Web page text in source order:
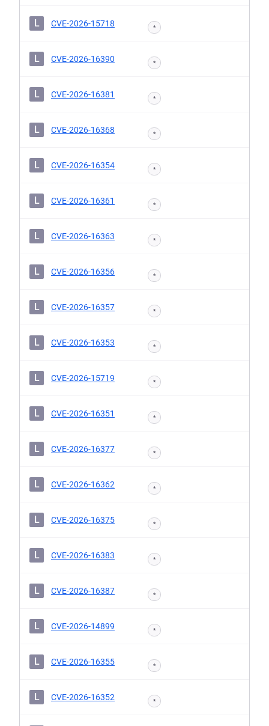
L CVE-2026-15718 *
L CVE-2026-16390 *
L CVE-2026-16381 *
L CVE-2026-16368 *
L CVE-2026-16354 *
L CVE-2026-16361 *
L CVE-2026-16363 *
L CVE-2026-16356 *
L CVE-2026-16357 *
L CVE-2026-16353 *
L CVE-2026-15719 *
L CVE-2026-16351 *
L CVE-2026-16377 *
L CVE-2026-16362 *
L CVE-2026-16375 *
L CVE-2026-16383 *
L CVE-2026-16387 *
L CVE-2026-14899 *
L CVE-2026-16355 *
L CVE-2026-16352 *